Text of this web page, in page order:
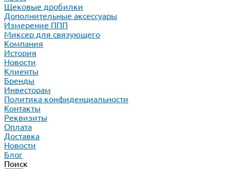
Щековые дробилки
Дополнительные аксессуары
Измерение ППП
Миксер для связующего
Компания
История
Новости
Клиенты
Бренды
Инвесторам
Политика конфиденциальности
Контакты
Реквизиты
Оплата
Доставка
Новости
Блог
Поиск